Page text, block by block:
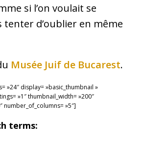
si l’on voulait se
tenter d’oublier en même
Musée Juif de Bucarest.
»24″ display= »basic_thumbnail »
»1″ thumbnail_width= »200″
number_of_columns= »5″]
terms: